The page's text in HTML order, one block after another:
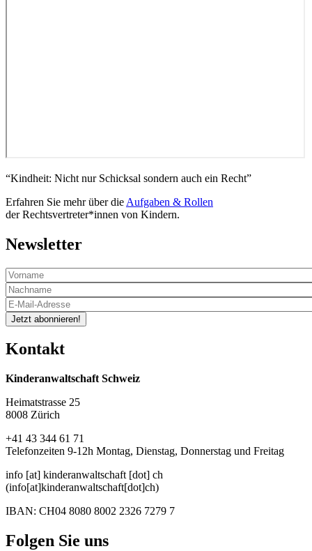
“Kindheit: Nicht nur Schicksal sondern auch ein Recht”
Erfahren Sie mehr über die Aufgaben & Rollen
der Rechtsvertreter*innen von Kindern.
Newsletter
Jetzt abonnieren!
Kontakt
Kinderanwaltschaft Schweiz
Heimatstrasse 25
8008 Zürich
+41 43 344 61 71
Telefonzeiten 9-12h Montag, Dienstag, Donnerstag und Freitag
info [at] kinderanwaltschaft [dot] ch
(info[at]kinderanwaltschaft[dot]ch)
IBAN: CH04 8080 8002 2326 7279 7
Folgen Sie uns